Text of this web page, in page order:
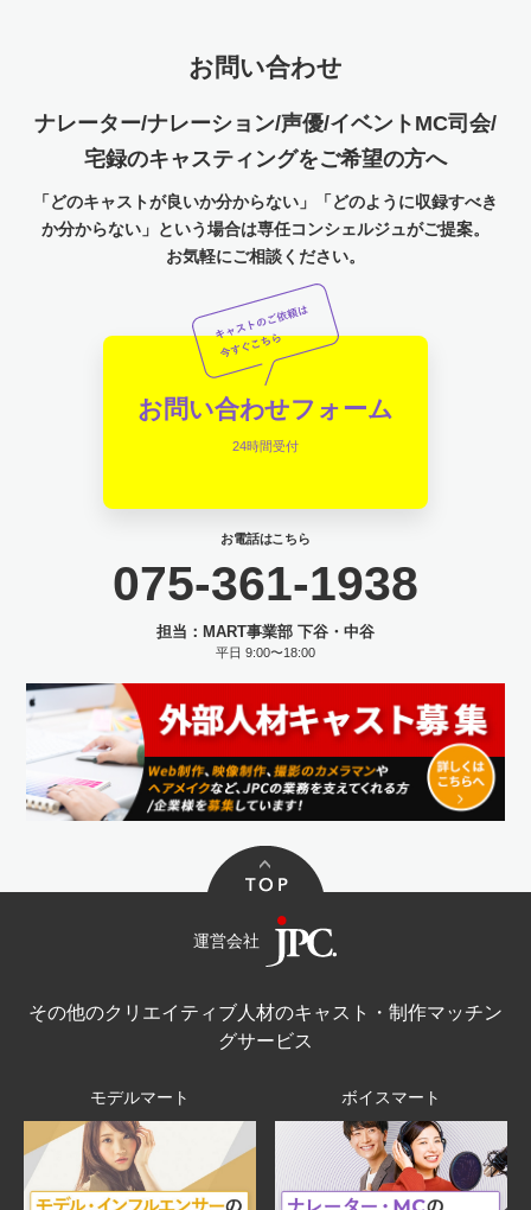
お問い合わせ
ナレーター/ナレーション/声優/イベントMC司会/
宅録のキャスティングをご希望の方へ
「どのキャストが良いか分からない」「どのように収録すべき
か分からない」という場合は専任コンシェルジュがご提案。
お気軽にご相談ください。
お問い合わせフォーム
24時間受付
お電話はこちら
075-361-1938
担当：MART事業部 下谷・中谷
平日 9:00〜18:00
運営会社
その他のクリエイティブ人材のキャスト・制作マッチン
グサービス
モデルマート ボイスマート